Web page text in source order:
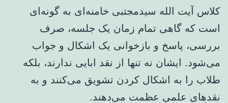
کلاس آیت الله سیدمجتبی خامنه‌ای به گونه‌ای
است که گاهی تمام زمان یک جلسه، صرف
بررسی، پاسخ و بازخوانی یک اشکال و جواب
می‌شود. ایشان نه تنها از نقد ابایی ندارند، بلکه
طلاب را به اشکال کردن تشویق می‌کنند و به
نقدهای علمی عظمت می‌دهند.